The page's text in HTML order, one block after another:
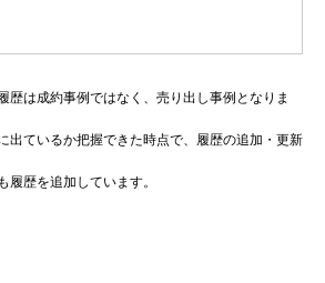
は成約事例ではなく、売り出し事例となりま
出ているか把握できた時点で、履歴の追加・更新
歴を追加しています。